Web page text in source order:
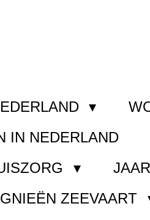
IN NEDERLAND
ZEEVAART